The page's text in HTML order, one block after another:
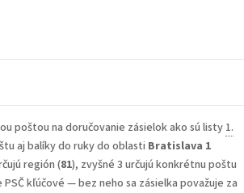
poštou na doručovanie zásielok ako sú listy 1.
aj balíky do ruky do oblasti Bratislava 1
región (81), zvyšné 3 určujú konkrétnu poštu
kľúčové — bez neho sa zásielka považuje za